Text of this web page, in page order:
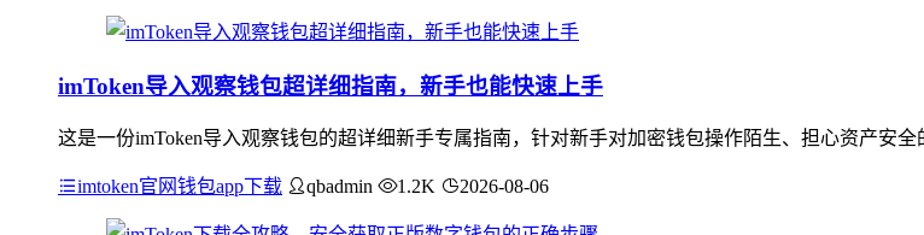
imToken导入观察钱包超详细指南，新手也能快速上手
这是一份imToken导入观察钱包的超详细新手专属指南，针对新手对加密钱包操作陌生、担心资产安
imtoken官网钱包app下载 qbadmin 1.2K 2026-08-06